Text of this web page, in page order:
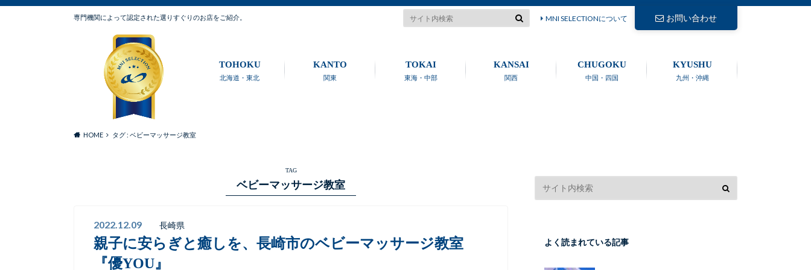
専門機関によって認定された選りすぐりのお店をご紹介。 お問い合わせ
MNI SELECTIONについて
北海道・東北
TOHOKU
関東
KANTO
東海・中部
TOKAI
関西
KANSAI
中国・四国
CHUGOKU
九州・沖縄
KYUSHU
HOME タグ : ベビーマッサージ教室
TAG
ベビーマッサージ教室
2022.12.09 長崎県
親子に安らぎと癒しを、長崎市のベビーマッサージ教室
『優YOU』
よく読まれている記事